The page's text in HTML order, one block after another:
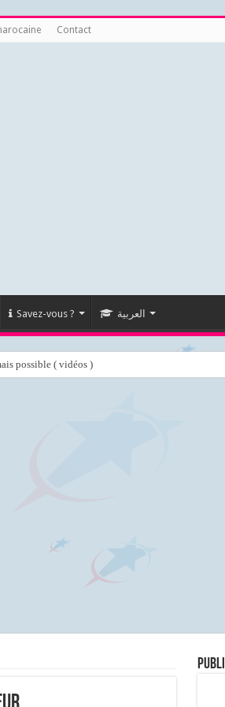
Contact
Savez-vous ? العربية
possible ( vidéos )